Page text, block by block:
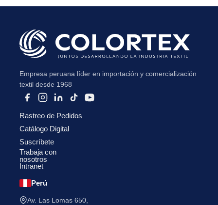
Empresa peruana líder en importación y comercialización
textil desde 1968
Rastreo de Pedidos
Catálogo Digital
Suscríbete
Trabaja con
nosotros
Intranet
Perú
Av. Las Lomas 650,